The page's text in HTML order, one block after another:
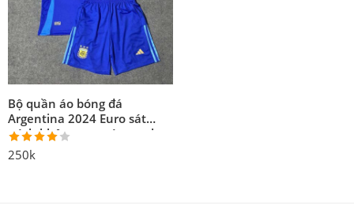
Bộ quần áo bóng đá
Argentina 2024 Euro sát
nách không tay màu xanh
trắng
Được
250k